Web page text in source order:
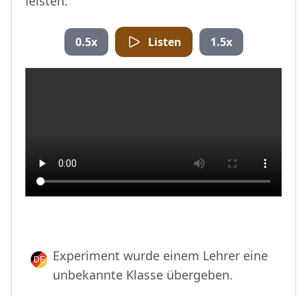
0.5x Listen 1.5x
Experiment wurde einem Lehrer eine
unbekannte Klasse übergeben.